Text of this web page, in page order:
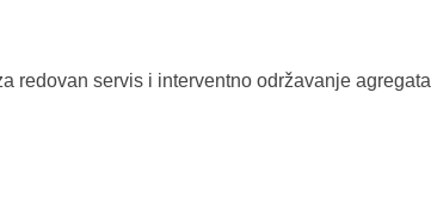
redovan servis i interventno održavanje agregata